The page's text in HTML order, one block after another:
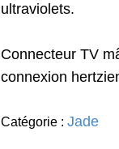
ultraviolets.
Connecteur TV
connexion
Catégorie : Jade